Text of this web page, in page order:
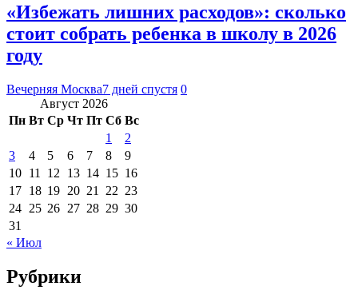
«Избежать лишних расходов»: сколько
стоит собрать ребенка в школу в 2026
году
Вечерняя Москва7 дней спустя 0
Август 2026
Пн Вт Ср Чт Пт Сб Вс
1
2
3
4 5 6 7 8
9
10 11 12 13 14 15 16
17 18 19 20 21 22 23
24 25 26 27 28 29 30
31
« Июл
Рубрики